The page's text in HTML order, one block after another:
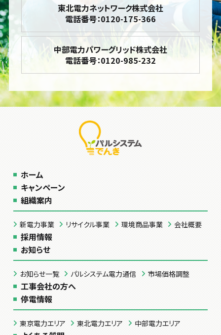
東北電力ネットワーク株式会社
電話番号：0120-175-366
中部電力パワーグリッド株式会社
電話番号：0120-985-232
ホーム
キャンペーン
組織案内
新電力事業 リサイクル事業 環境商品事業 会社概要
採用情報
お知らせ
お知らせ一覧 パルシステム電力通信 市場価格調整
工事会社の方へ
停電情報
東京電力エリア 東北電力エリア 中部電力エリア